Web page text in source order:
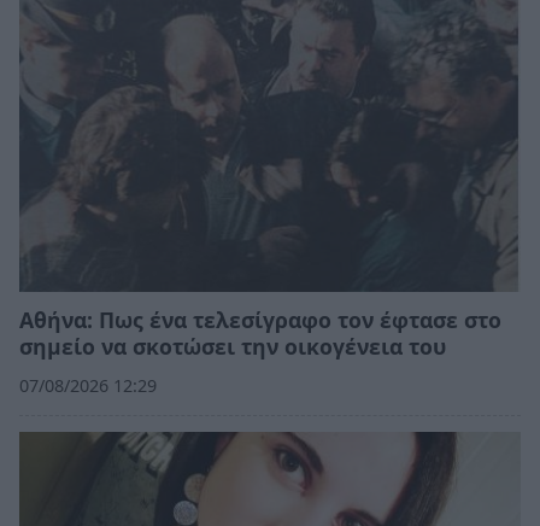
Αθήνα: Πως ένα τελεσίγραφο τον έφτασε στο
σημείο να σκοτώσει την οικογένεια του
07/08/2026 12:29